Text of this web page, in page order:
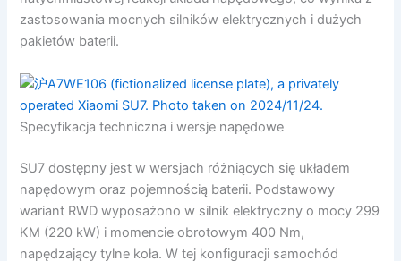
zastosowania mocnych silników elektrycznych i dużych
pakietów baterii.
Specyfikacja techniczna i wersje napędowe
SU7 dostępny jest w wersjach różniących się układem
napędowym oraz pojemnością baterii. Podstawowy
wariant RWD wyposażono w silnik elektryczny o mocy 299
KM (220 kW) i momencie obrotowym 400 Nm,
napędzający tylne koła. W tej konfiguracji samochód